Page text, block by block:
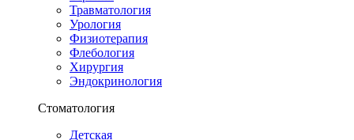
Травматология
Урология
Физиотерапия
Флебология
Хирургия
Эндокринология
Стоматология
Детская